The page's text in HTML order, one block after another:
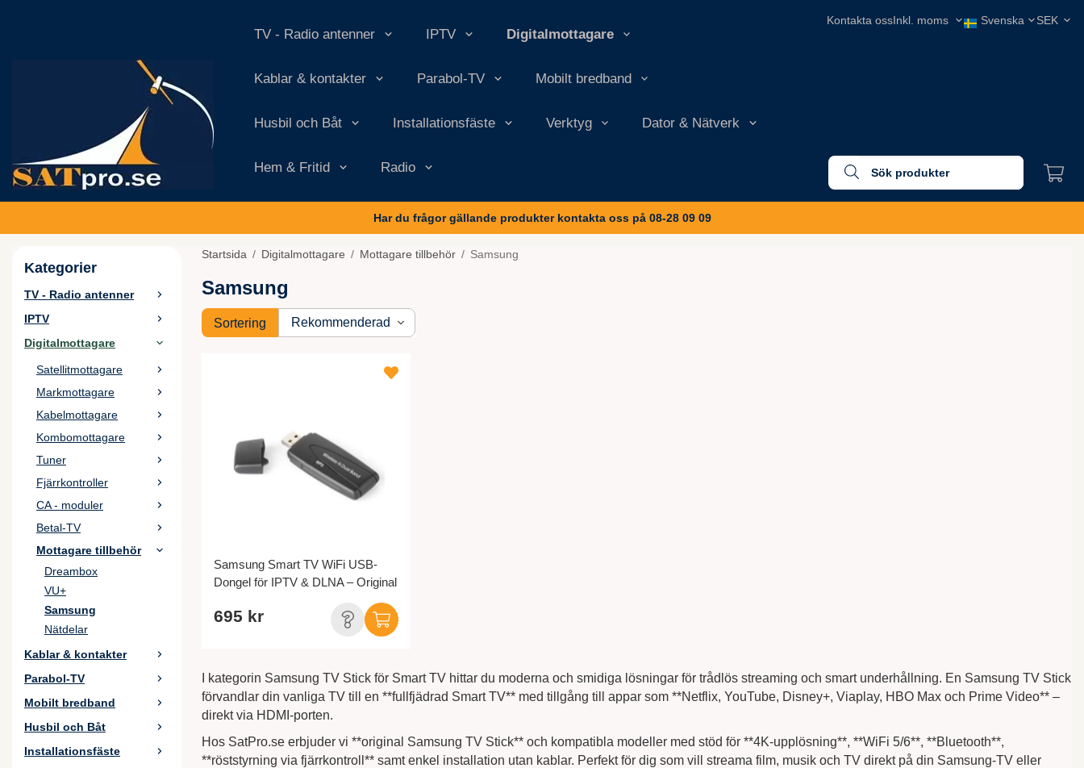
TV - Radio antenner IPTV Digitalmottagare
Kablar & kontakter Parabol-TV Mobilt bredband
Husbil och Båt Installationsfäste Verktyg Dator & Nätverk
Hem & Fritid Radio
Kontakta oss
Har du frågor gällande produkter kontakta oss på 08-28 09 09
Kategorier
TV - Radio antenner
IPTV
Digitalmottagare
Satellitmottagare
Markmottagare
Kabelmottagare
Kombomottagare
Tuner
Fjärrkontroller
CA - moduler
Betal-TV
Mottagare tillbehör
Dreambox
VU+
Samsung
Nätdelar
Kablar & kontakter
Parabol-TV
Mobilt bredband
Husbil och Båt
Installationsfäste
Startsida / Digitalmottagare / Mottagare tillbehör / Samsung
Samsung
Sortering
Samsung Smart TV WiFi USB-
Dongel för IPTV & DLNA – Original
695 kr
I kategorin Samsung TV Stick för Smart TV hittar du moderna och smidiga lösningar för trådlös streaming och smart underhållning. En Samsung TV Stick
förvandlar din vanliga TV till en **fullfjädrad Smart TV** med tillgång till appar som **Netflix, YouTube, Disney+, Viaplay, HBO Max och Prime Video** –
direkt via HDMI-porten.
Hos SatPro.se erbjuder vi **original Samsung TV Stick** och kompatibla modeller med stöd för **4K-upplösning**, **WiFi 5/6**, **Bluetooth**,
**röststyrning via fjärrkontroll** samt enkel installation utan kablar. Perfekt för dig som vill streama film, musik och TV direkt på din Samsung-TV eller